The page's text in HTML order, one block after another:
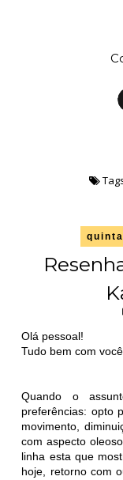
Olá pessoal!
Tudo bem com
Quando o
preferências: opto
movimento,
com aspecto
linha esta que
hoje, retorno com